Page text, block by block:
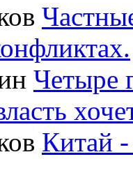
Четыре
Китай